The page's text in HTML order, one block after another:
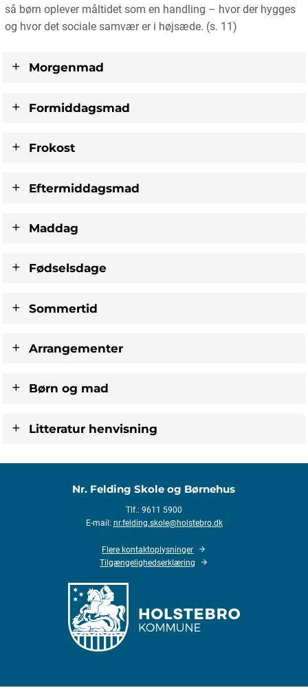
så børn oplever måltidet som en handling – hvor der hygges
og hvor det sociale samvær er i højsæde. (s. 11)
Morgenmad
Formiddagsmad
Frokost
Eftermiddagsmad
Maddag
Fødselsdage
Sommertid
Arrangementer
Børn og mad
Litteratur henvisning
Nr. Felding Skole og Børnehus
Tlf.: 9611 5900
E-mail: nr.felding.skole@holstebro.dk
Flere kontaktoplysninger
Tilgængelighedserklæring